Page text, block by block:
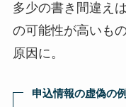
多少の書き間違え
の可能性が高いも
原因に。
申込情報の虚偽の例